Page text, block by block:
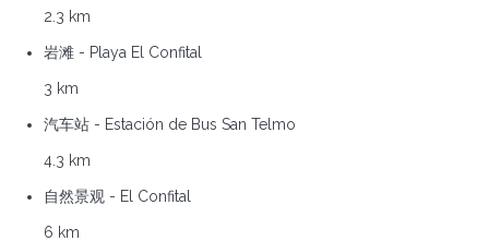
2.3 km
岩滩 - Playa El Confital
3 km
汽车站 - Estación de Bus San Telmo
4.3 km
自然景观 - El Confital
6 km